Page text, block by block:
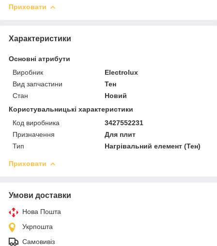
Приховати
Характеристики
Основні атрибути
Виробник
Electrolux
Вид запчастини
Тен
Стан
Новий
Користувальницькі характеристики
Код виробника
3427552231
Призначення
Для плит
Тип
Нагрівальний елемент (Тен)
Приховати
Умови доставки
Нова Пошта
Укрпошта
Самовивіз